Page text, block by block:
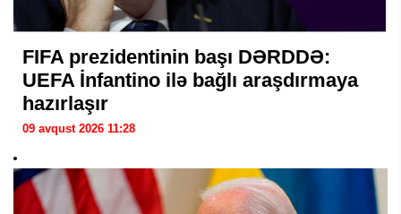
FIFA prezidentinin başı DƏRDDƏ:
UEFA İnfantino ilə bağlı araşdırmaya
hazırlaşır
09 avqust 2026 11:28